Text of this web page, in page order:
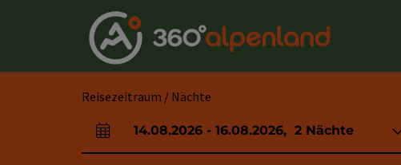
Accesskey
[0]
Zur NavigationAccesskey
[1]
Zum Seitenanfang[2]
Zur Kontaktseite Accesskey
[3]
Accesskey
[4]
Zum ImpressumAccesskey
[5]
Zu den Hinweisen zur Bedienung der Website
Zur StartseiteAccesskey
[7]
Reisezeitraum / Nächte
An- und Abreisefelder
14.08.2026 - 16.08.2026, 2 Nächte